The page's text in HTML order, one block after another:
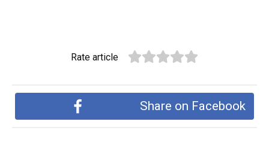
Rate article
Share on Facebook